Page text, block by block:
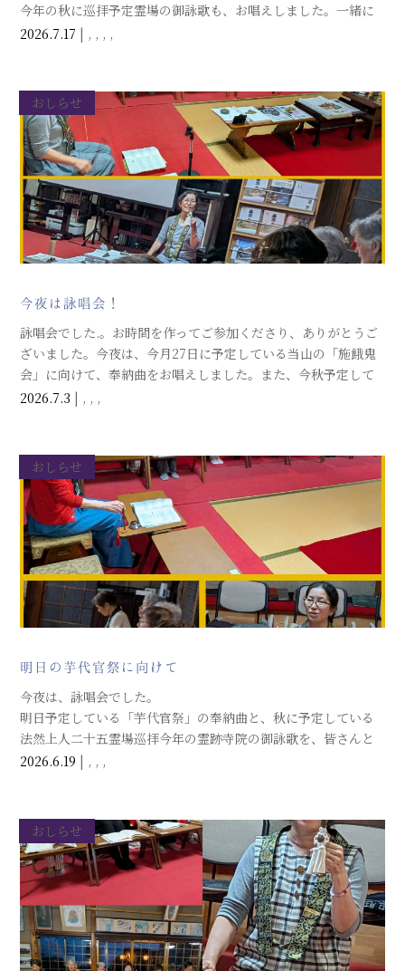
2026.7.17 | , , , ,
今年の秋に巡拝予定霊場の御詠歌も、お唱えしました。一緒に
お唱えしてくださる皆さんがいてくださることが幸せです。あ
今夜は詠唱会！
2026.7.3 |
おしらせ
, , ,
詠唱会でした.。お時間を作ってご参加くださり、ありがとうご
ざいました。今夜は、今月27日に予定している当山の「施餓鬼
会」に向けて、奉納曲をお唱えしました。また、今秋予定して
い法然上人二十五霊場巡拝で奉納を予定している御詠歌も、お
明日の芋代官祭に向けて
2026.6.19 |
おしらせ
, , ,
今夜は、詠唱会でした。
明日予定している「芋代官祭」の奉納曲と、秋に予定している
法然上人二十五霊場巡拝今年の霊跡寺院の御詠歌を、皆さんと
お唱えしました。
おしらせ